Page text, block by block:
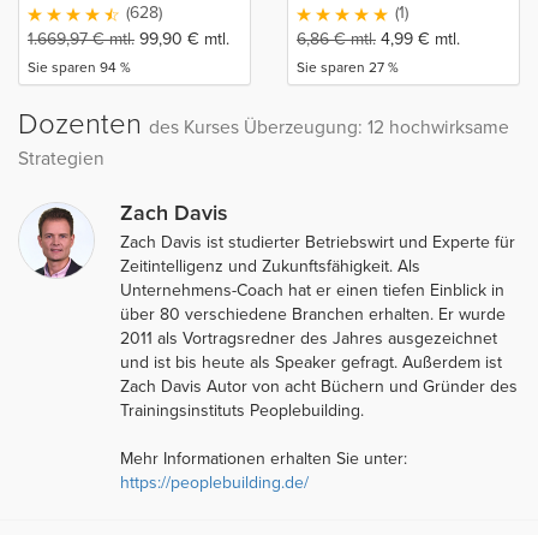
(628)
1.669,97€mtl. 99,90 € mtl.
Sie sparen 94 %
(1)
6,86€mtl. 4,99 € mtl.
Sie sparen 27 %
Dozenten des Kurses Überzeugung: 12 hochwirksame
Strategien
Zach Davis
Zach Davis ist studierter Betriebswirt und Experte für
Zeitintelligenz und Zukunftsfähigkeit. Als
Unternehmens-Coach hat er einen tiefen Einblick in
über 80 verschiedene Branchen erhalten. Er wurde
2011 als Vortragsredner des Jahres ausgezeichnet
und ist bis heute als Speaker gefragt. Außerdem ist
Zach Davis Autor von acht Büchern und Gründer des
Trainingsinstituts Peoplebuilding.
Mehr Informationen erhalten Sie unter:
https://peoplebuilding.de/